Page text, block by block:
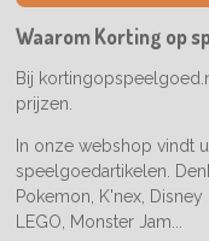
o
k
g
a
m
k
Waarom Korting op
Bij
prijzen.
In onze webshop vindt
speelgoedartikelen.
Pokemon, K'nex, Disney
LEGO, Monster Jam...